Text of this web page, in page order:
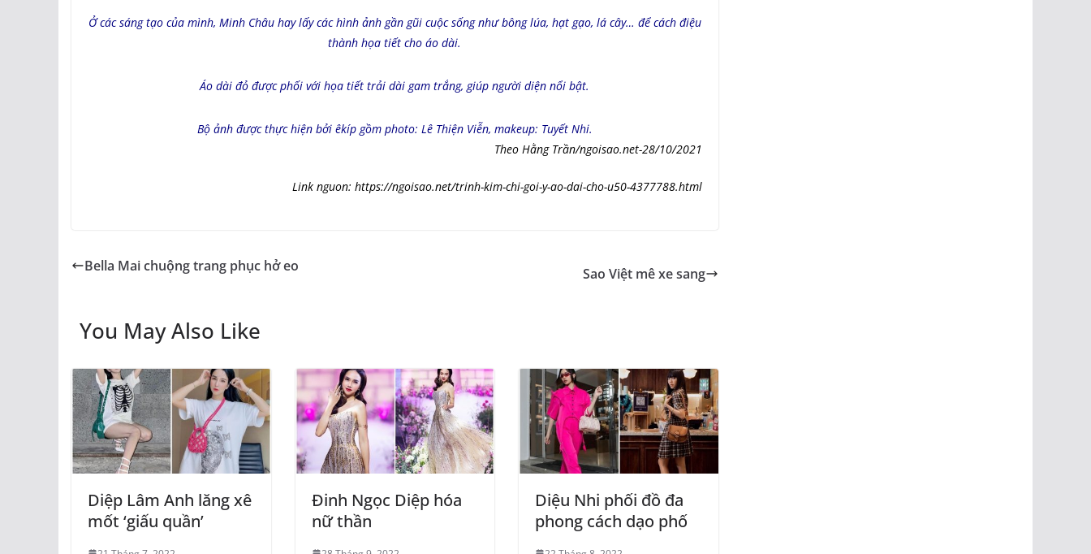
Ở các sáng tạo của mình, Minh Châu hay lấy các hình ảnh gần gũi cuộc sống như bông lúa, hạt gạo, lá cây… để cách điệu
thành họa tiết cho áo dài.
Áo dài đỏ được phối với họa tiết trải dài gam trắng, giúp người diện nổi bật.
Bộ ảnh được thực hiện bởi êkíp gồm photo: Lê Thiện Viễn, makeup: Tuyết Nhi.
Theo Hằng Trần/ngoisao.net-28/10/2021
Link nguon: https://ngoisao.net/trinh-kim-chi-goi-y-ao-dai-cho-u50-4377788.html
Bella Mai chuộng trang phục hở eo Sao Việt mê xe sang
You May Also Like
Diệp Lâm Anh lăng xê
mốt ‘giấu quần’
Đinh Ngọc Diệp hóa
nữ thần
Diệu Nhi phối đồ đa
phong cách dạo phố